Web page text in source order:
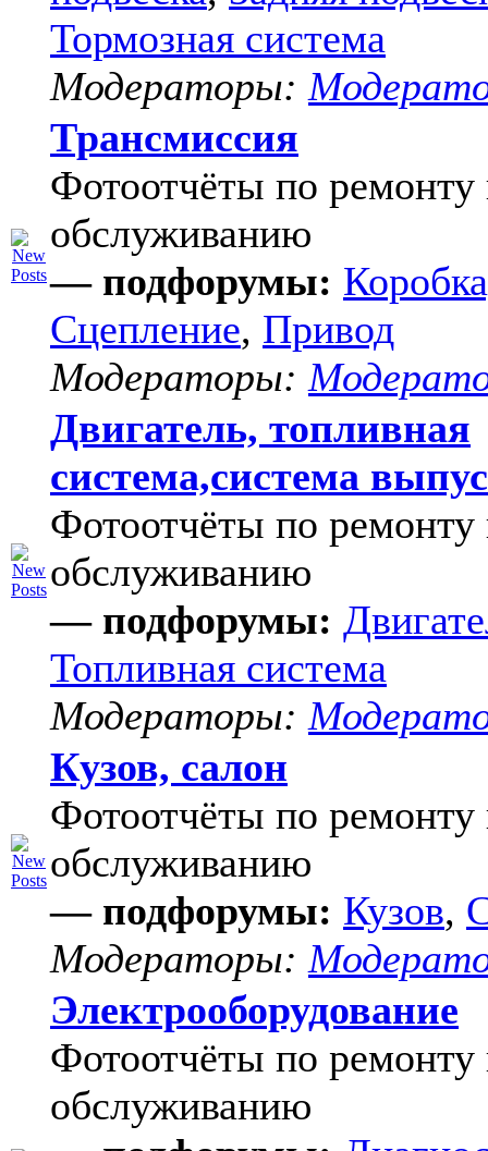
Тормозная система
Модераторы:
Трансмиссия
Фотоотчёты по ремонту
обслуживанию
— подфорумы:
Сцепление, Привод
Модераторы:
Двигатель, топливная
система,система
Фотоотчёты по ремонту
обслуживанию
— подфорумы:
Топливная система
Модераторы:
Кузов, салон
Фотоотчёты по ремонту
обслуживанию
— подфорумы: Кузов,
Модераторы:
Электрооборудование
Фотоотчёты по ремонту
обслуживанию